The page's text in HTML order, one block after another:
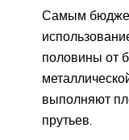
Самым
половины от
выполняют
прутьев.